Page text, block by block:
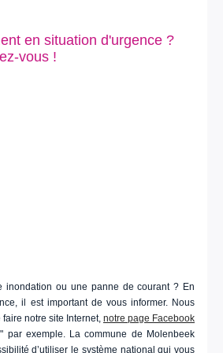
en situation d'urgence ?
vous !
inondation ou une panne de courant ? En
il est important de vous informer. Nous
notre site Internet, notre page Facebook
par exemple. La commune de Molenbeek
d’utiliser le système national qui vous